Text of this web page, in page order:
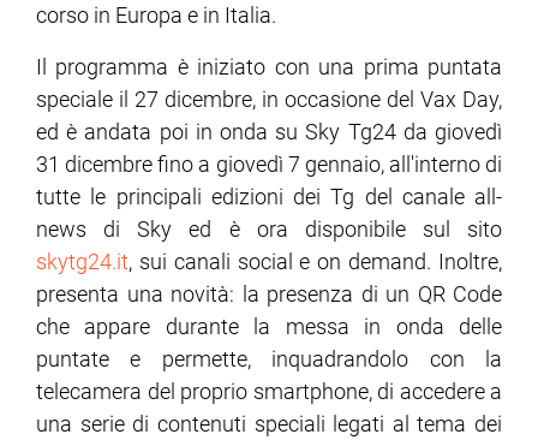
corso in Europa e in Italia.
Il programma è iniziato con una prima puntata
speciale il 27 dicembre, in occasione del Vax Day,
ed è andata poi in onda su Sky Tg24 da giovedì
31 dicembre fino a giovedì 7 gennaio, all'interno di
tutte le principali edizioni dei Tg del canale all-
news di Sky ed è ora disponibile sul sito
skytg24.it, sui canali social e on demand. Inoltre,
presenta una novità: la presenza di un QR Code
che appare durante la messa in onda delle
puntate e permette, inquadrandolo con la
telecamera del proprio smartphone, di accedere a
una serie di contenuti speciali legati al tema dei